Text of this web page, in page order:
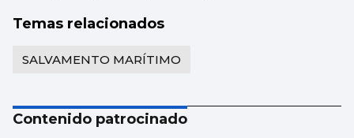
Temas relacionados
SALVAMENTO MARÍTIMO
Contenido patrocinado